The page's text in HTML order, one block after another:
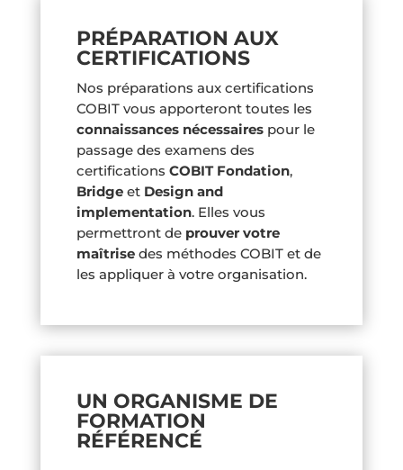
PRÉPARATION AUX
CERTIFICATIONS
Nos préparations aux certifications
COBIT vous apporteront toutes les
connaissances nécessairespour le
passage des examens des
certifications COBIT Fondation,
Bridgeet Design and
implementation. Elles vous
permettront de prouver votre
maîtrisedes méthodes COBIT et de
les appliquer à votre organisation.
UN ORGANISME DE
FORMATION
RÉFÉRENCÉ